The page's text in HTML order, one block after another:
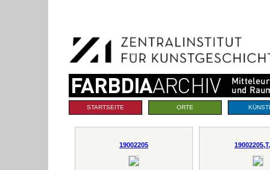
Navigation
Sektionen
STARTSEITE ORTE
19002205